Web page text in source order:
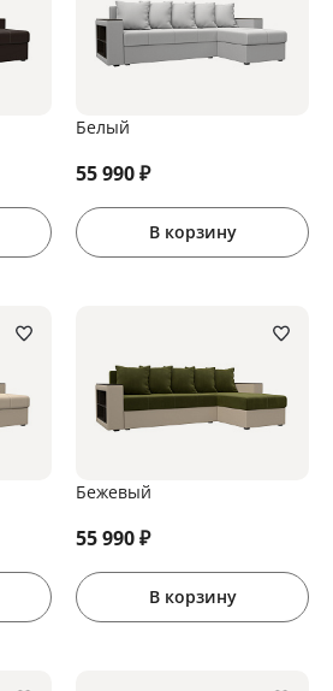
Белый
55 990₽
В корзину
Бежевый
55 990₽
В корзину